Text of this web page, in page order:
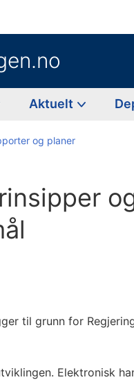
Aktuelt
og planer
til grunn for
Elektronisk